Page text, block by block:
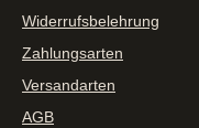
Widerrufsbelehrung
Zahlungsarten
Versandarten
AGB